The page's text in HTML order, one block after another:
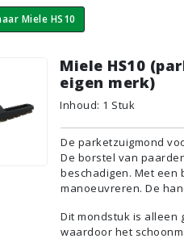
Miele HS10
Miele HS10
eigen merk)
Inhoud: 1 Stuk
De parketzuigmond
De borstel van
beschadigen. Met een
manoeuvreren. De
Dit mondstuk is alleen
waardoor het